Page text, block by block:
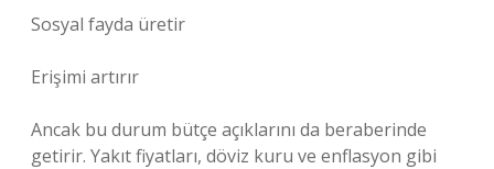
Sosyal fayda üretir
Erişimi artırır
Ancak bu durum bütçe açıklarını da beraberinde
getirir. Yakıt fiyatları, döviz kuru ve enflasyon gibi